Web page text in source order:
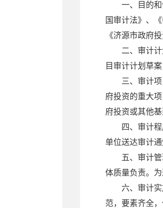
一、目的
国审计法》、
《济源市政府
二、审计
目审计计划草
三、审计
府投资的重大
府投资或其他
四、审计
单位送达审计通
五、审计
体质量负责。
六、审计
范，要素齐全